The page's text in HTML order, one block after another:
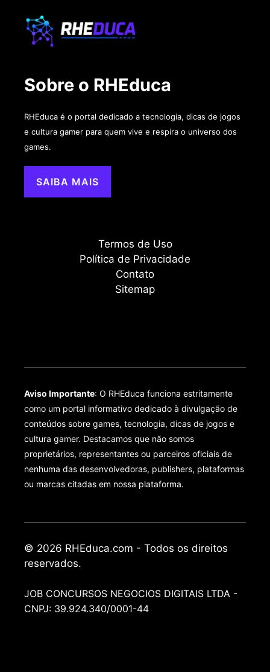
Sobre o RHEduca
RHEduca é o portal dedicado a tecnologia, dicas de jogos
e cultura gamer para quem vive e respira o universo dos
games.
SAIBA MAIS
Termos de Uso
Política de Privacidade
Contato
Sitemap
Aviso Importante: O RHEduca funciona estritamente
como um portal informativo dedicado à divulgação de
conteúdos sobre games, tecnologia, dicas de jogos e
cultura gamer. Destacamos que não somos
proprietários, representantes ou parceiros oficiais de
nenhuma das desenvolvedoras, publishers, plataformas
ou marcas citadas em nossa plataforma.
© 2026 RHEduca.com - Todos os direitos
reservados.
JOB CONCURSOS NEGOCIOS DIGITAIS LTDA -
CNPJ: 39.924.340/0001-44